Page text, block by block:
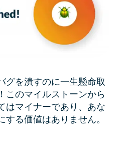
グを潰すのに一生懸命取
このマイルストーンから
はマイナーであり、あな
する価値はありません。